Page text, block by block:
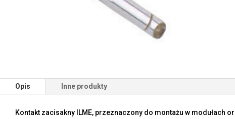
Opis Inne produkty
Kontakt zacisakny ILME, przeznaczony do montażu w modułach